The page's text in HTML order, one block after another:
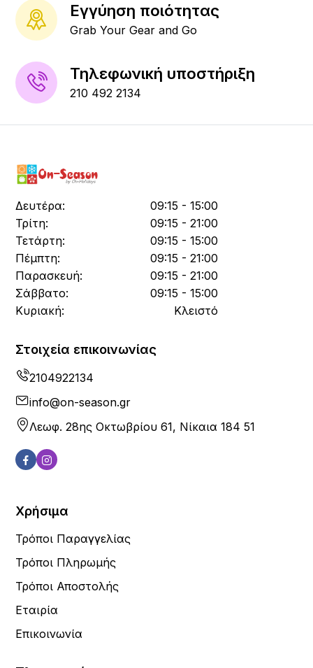
Εγγύηση ποιότητας
Grab Your Gear and Go
Τηλεφωνική υποστήριξη
210 492 2134
Δευτέρα:
09:15 - 15:00
Τρίτη:
09:15 - 21:00
Τετάρτη:
09:15 - 15:00
Πέμπτη:
09:15 - 21:00
Παρασκευή:
09:15 - 21:00
Σάββατο:
09:15 - 15:00
Κυριακή:
Κλειστό
Στοιχεία επικοινωνίας
2104922134
info@on-season.gr
Λεωφ. 28ης Οκτωβρίου 61, Νίκαια 184 51
Χρήσιμα
Τρόποι Παραγγελίας
Τρόποι Πληρωμής
Τρόποι Αποστολής
Εταιρία
Επικοινωνία